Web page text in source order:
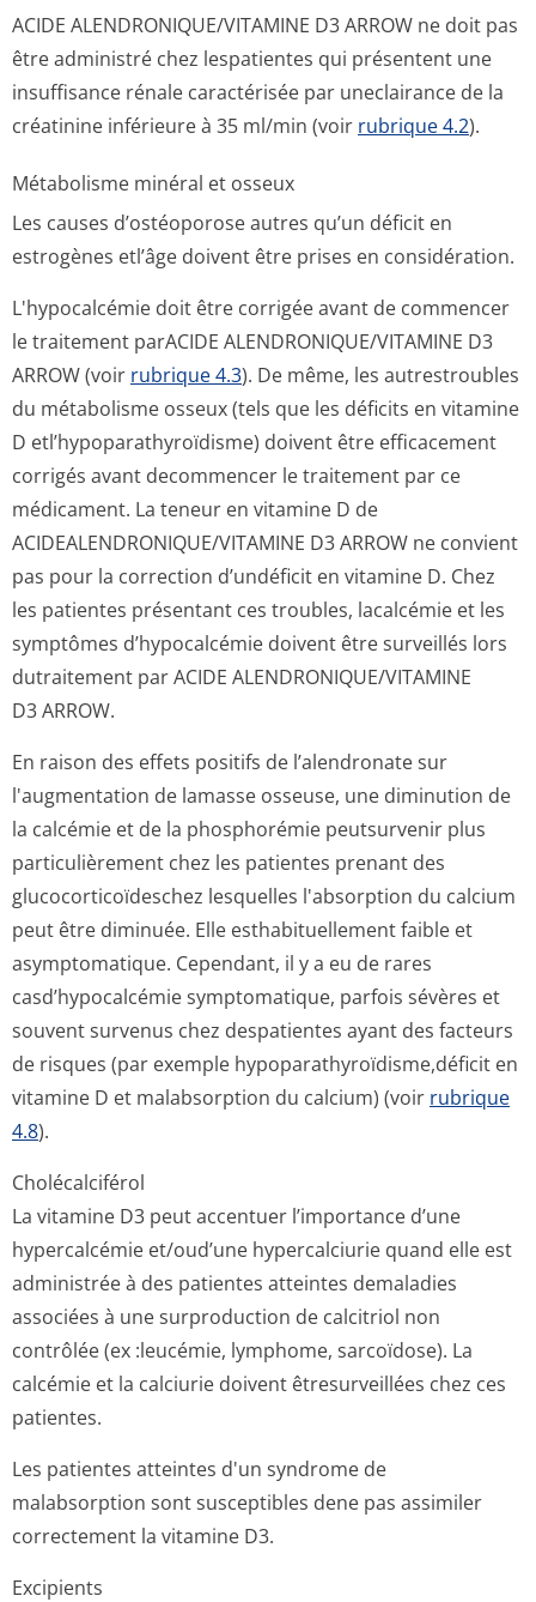
ACIDE ALENDRONIQUE/VI­TAMINE D3 ARROW ne doit pas
être administré chez lespatientes qui présentent une
insuffisance rénale caractérisée par uneclairance de la
créatinine inférieure à 35 ml/min (voir rubrique 4.2).
Métabolisme minéral et osseux
Les causes d’ostéoporose autres qu’un déficit en
estrogènes etl’âge doivent être prises en considération.
L'hypocalcémie doit être corrigée avant de commencer
le traitement parACIDE ALENDRONIQUE/VI­TAMINE D3
ARROW (voir rubrique 4.3). De même, les autrestroubles
du métabolisme osseux (tels que les déficits en vitamine
D etl’hypoparat­hyroïdisme) doivent être efficacement
corrigés avant decommencer le traitement par ce
médicament. La teneur en vitamine D de
ACIDEALENDRONI­QUE/VITAMINE D3 ARROW ne convient
pas pour la correction d’undéficit en vitamine D. Chez
les patientes présentant ces troubles, lacalcémie et les
symptômes d’hypocalcémie doivent être surveillés lors
dutraitement par ACIDE ALENDRONIQUE/VI­TAMINE
D3 ARROW.
En raison des effets positifs de l’alendronate sur
l'augmentation de lamasse osseuse, une diminution de
la calcémie et de la phosphorémie peutsurvenir plus
particulièrement chez les patientes prenant des
glucocorticoïdes­chez lesquelles l'absorption du calcium
peut être diminuée. Elle esthabituellement faible et
asymptomatique. Cependant, il y a eu de rares
casd’hypocalcémie symptomatique, parfois sévères et
souvent survenus chez despatientes ayant des facteurs
de risques (par exemple hypoparathyroïdis­me,déficit en
vitamine D et malabsorption du calcium) (voir rubrique
4.8).
Cholécalciférol
La vitamine D3 peut accentuer l’importance d’une
hypercalcémie et/oud’une hypercalciurie quand elle est
administrée à des patientes atteintes demaladies
associées à une surproduction de calcitriol non
contrôlée (ex :leucémie, lymphome, sarcoïdose). La
calcémie et la calciurie doivent êtresurveillées chez ces
patientes.
Les patientes atteintes d'un syndrome de
malabsorption sont susceptibles dene pas assimiler
correctement la vitamine D3.
Excipients